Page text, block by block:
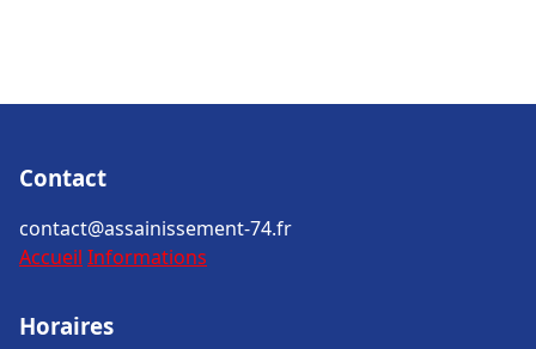
Contact
contact@assainissement-74.fr
Accueil Informations
Horaires